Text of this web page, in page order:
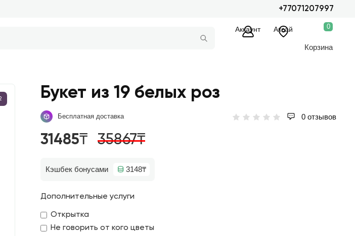
+77071207997
Аккаунт Аксай 0
Корзина
Букет из 19 белых роз
Бесплатная доставка 0 отзывов
31485₸ 35867₸
Кэшбек бонусами 3148₸
Дополнительные услуги
Открытка
Не говорить от кого цветы